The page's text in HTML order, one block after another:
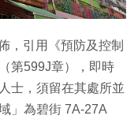
，引用《預防及控制
第599J章），即時
士，須留在其處所並
」為碧街 7A-27A